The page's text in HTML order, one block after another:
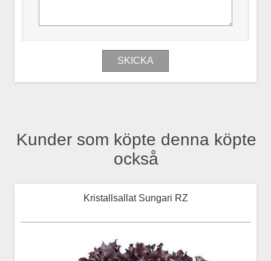
Kunder som köpte denna köpte
också
Kristallsallat Sungari RZ